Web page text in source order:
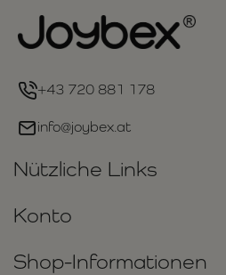
+43 720 881 178
info@joybex.at
Nützliche Links
Konto
Shop-Informationen